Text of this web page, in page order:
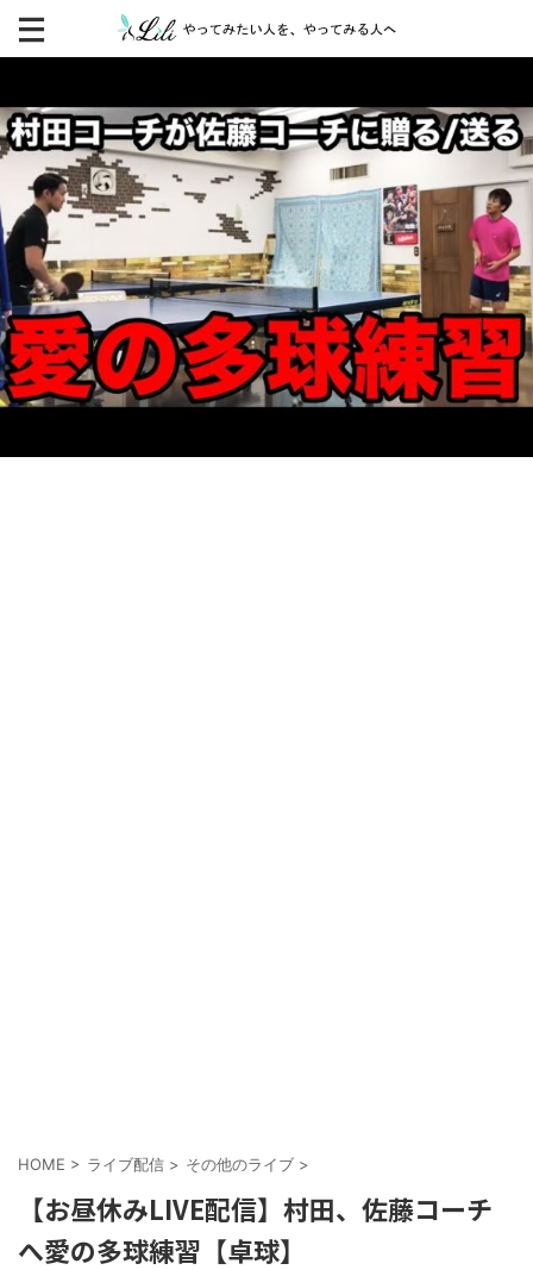
HOME > ライブ配信 > その他のライブ >
【お昼休みLIVE配信】村田、佐藤コーチ
へ愛の多球練習【卓球】